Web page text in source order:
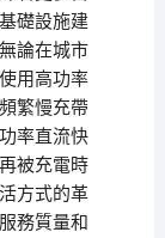
礎設施建
論在城市
用高功率
繁慢充帶
率直流快
被充電時
方式的革
務質量和